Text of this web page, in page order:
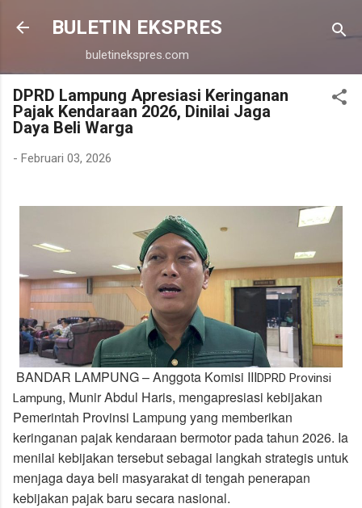
Langsung ke konten utama
BULETIN EKSPRES
buletinekspres.com
DPRD Lampung Apresiasi Keringanan
Pajak Kendaraan 2026, Dinilai Jaga
Daya Beli Warga
- Februari 03, 2026
BANDAR LAMPUNG – Anggota Komisi IIIDPRD Provinsi
Lampung, Munir Abdul Haris, mengapresiasi kebijakan
Pemerintah Provinsi Lampung yang memberikan
keringanan pajak kendaraan bermotor pada tahun 2026. Ia
menilai kebijakan tersebut sebagai langkah strategis untuk
menjaga daya beli masyarakat di tengah penerapan
kebijakan pajak baru secara nasional.